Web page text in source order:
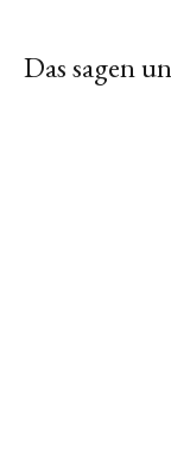
Das sagen